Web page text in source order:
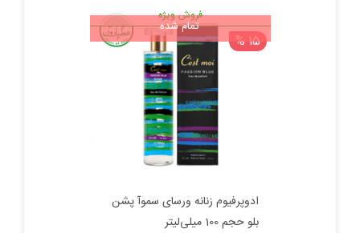
اصلی:
680,000 تومان
بود.
فعلی:
520,000 تومان.
فروش ویژه
15 %
تمام شده
ادوپرفیوم زنانه ورسای سموآ پشن
بلو حجم 100 میلی‌لیتر